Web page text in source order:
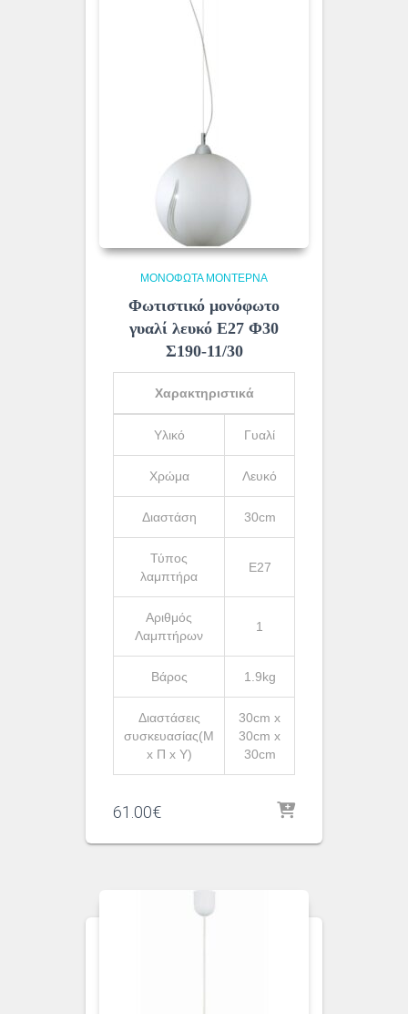
ΜΟΝΌΦΩΤΑ ΜΟΝΤΈΡΝΑ
Φωτιστικό μονόφωτο
γυαλί λευκό Ε27 Φ30
Σ190-11/30
Χαρακτηριστικά
Υλικό Γυαλί
Χρώμα Λευκό
Διαστάση 30cm
Τύπος
λαμπτήρα
Ε27
Αριθμός
Λαμπτήρων
1
Βάρος 1.9kg
Διαστάσεις
συσκευασίας(Μ
x Π x Υ)
30cm x
30cm x
30cm
61.00€